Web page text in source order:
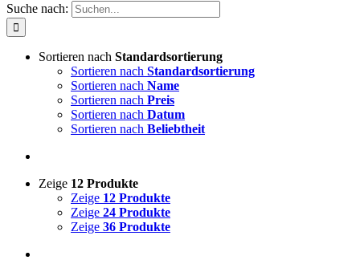
Suche nach:
Sortieren nach Standardsortierung
Sortieren nach Standardsortierung
Sortieren nach Name
Sortieren nach Preis
Sortieren nach Datum
Sortieren nach Beliebtheit
Zeige 12 Produkte
Zeige 12 Produkte
Zeige 24 Produkte
Zeige 36 Produkte